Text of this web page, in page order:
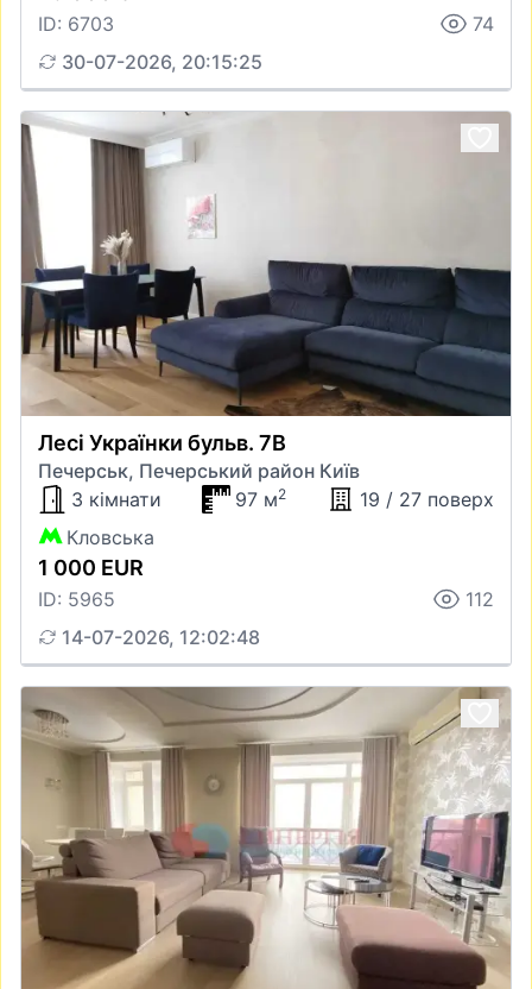
ID: 6703
74
30-07-2026, 20:15:25
Лесі Українки бульв. 7В
Печерськ, Печерський район Київ
3 кімнати
97 м2
19 / 27 поверх
Кловська
1 000 EUR
ID: 5965
112
14-07-2026, 12:02:48